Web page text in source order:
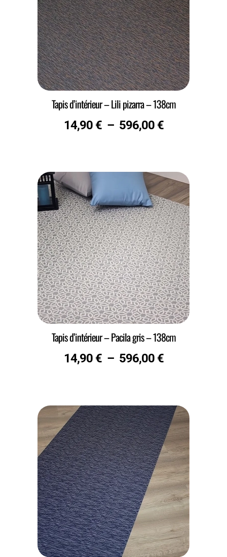
Tapis d’intérieur – Lili pizarra – 138cm
14,90 € – 596,00 €
Tapis d’intérieur – Pacila gris – 138cm
14,90 € – 596,00 €